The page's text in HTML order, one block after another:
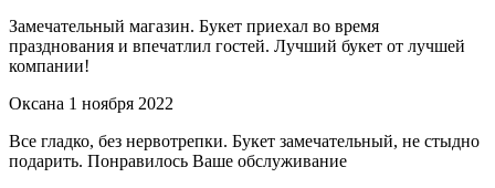
Замечательный магазин. Букет приехал во время
празднования и впечатлил гостей. Лучший букет от лучшей
компании!
Оксана 1 ноября 2022
Все гладко, без нервотрепки. Букет замечательный, не стыдно
подарить. Понравилось Ваше обслуживание